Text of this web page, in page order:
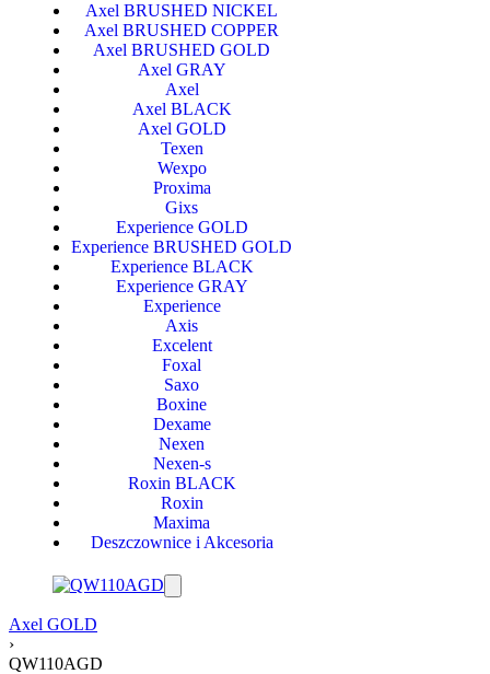
Axel BRUSHED NICKEL
Axel BRUSHED COPPER
Axel BRUSHED GOLD
Axel GRAY
Axel
Axel BLACK
Axel GOLD
Texen
Wexpo
Proxima
Gixs
Experience GOLD
Experience BRUSHED GOLD
Experience BLACK
Experience GRAY
Experience
Axis
Excelent
Foxal
Saxo
Boxine
Dexame
Nexen
Nexen-s
Roxin BLACK
Roxin
Maxima
Deszczownice i Akcesoria
Axel GOLD
›
QW110AGD